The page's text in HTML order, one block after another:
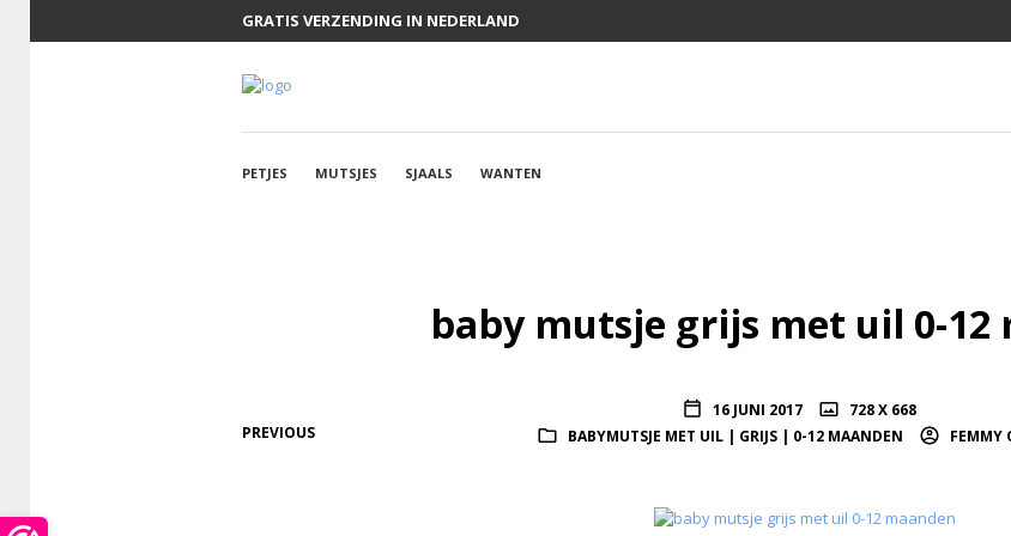
GRATIS VERZENDING IN NEDERLAND
PETJES MUTSJES SJAALS WANTEN
baby mutsje grijs met uil 0-12
16 JUNI 2017
728 X 668
BABYMUTSJE MET UIL | GRIJS | 0-12 MAANDEN
FEMMY
PREVIOUS